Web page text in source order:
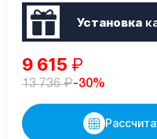
Установка
9 615 ₽
13 736₽-30%